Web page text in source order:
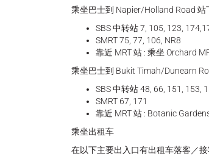
乘坐巴士到 Napier/Holland Road 站
SBS 中转站 7, 105, 123,
SMRT 75, 77, 106, NR8
靠近 MRT 站 : 乘坐 Orchard
乘坐巴士到 Bukit Timah/Dunearn
SBS 中转站 48, 66, 151, 153,
SMRT 67, 171
靠近 MRT 站 : Botanic
乘坐出租车
在以下主要出入口有出租车落客／接